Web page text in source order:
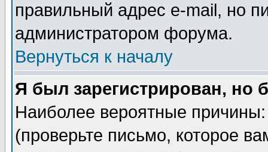
правильный адрес e-mail, но
администратором форума.
Вернуться к началу
Я был зарегистрирован, но
Наиболее вероятные
(проверьте письмо, которое